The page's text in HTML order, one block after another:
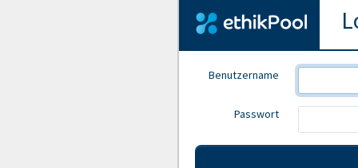
Benutzername
Passwort